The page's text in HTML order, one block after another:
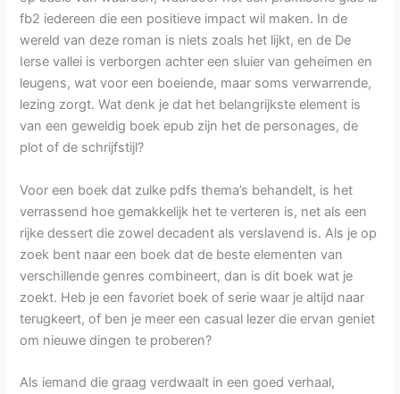
fb2 iedereen die een positieve impact wil maken. In de
wereld van deze roman is niets zoals het lijkt, en de De
Ierse vallei is verborgen achter een sluier van geheimen en
leugens, wat voor een boeiende, maar soms verwarrende,
lezing zorgt. Wat denk je dat het belangrijkste element is
van een geweldig boek epub zijn het de personages, de
plot of de schrijfstijl?
Voor een boek dat zulke pdfs thema’s behandelt, is het
verrassend hoe gemakkelijk het te verteren is, net als een
rijke dessert die zowel decadent als verslavend is. Als je op
zoek bent naar een boek dat de beste elementen van
verschillende genres combineert, dan is dit boek wat je
zoekt. Heb je een favoriet boek of serie waar je altijd naar
terugkeert, of ben je meer een casual lezer die ervan geniet
om nieuwe dingen te proberen?
Als iemand die graag verdwaalt in een goed verhaal,